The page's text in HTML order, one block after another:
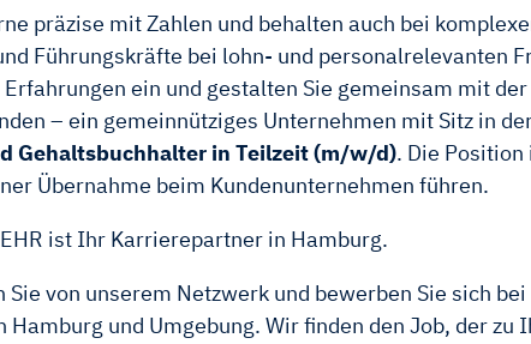
präzise mit Zahlen und behalten auch bei
Führungskräfte bei lohn- und personalrelevanten
ein und gestalten Sie gemeinsam mit
– ein gemeinnütziges Unternehmen mit Sitz in
Gehaltsbuchhalter in Teilzeit (m/w/d). Die
Übernahme beim Kundenunternehmen führen.
ist Ihr Karrierepartner in Hamburg.
Sie von unserem Netzwerk und bewerben Sie sich
Hamburg und Umgebung. Wir finden den Job, der zu